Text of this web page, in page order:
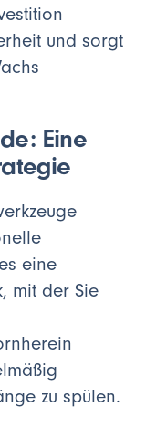
und sorgt
Eine
eine
mit der Sie
zu spülen.